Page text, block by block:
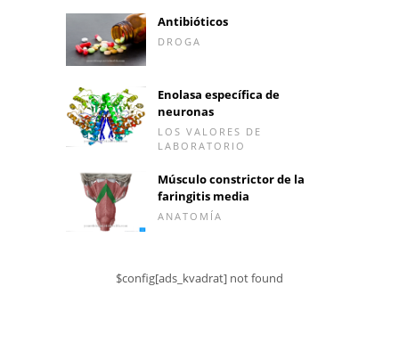
Antibióticos
DROGA
Enolasa específica de
neuronas
LOS VALORES DE
LABORATORIO
Músculo constrictor de la
faringitis media
ANATOMÍA
$config[ads_kvadrat] not found